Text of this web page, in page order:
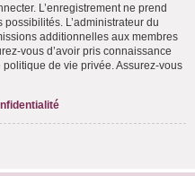
L’enregistrement ne prend
L’administrateur du
additionnelles aux membres
vous d’avoir pris connaissance
de vie privée. Assurez-vous